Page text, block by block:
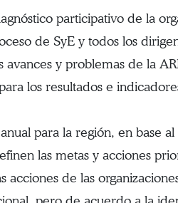
participativo de la
de SyE y todos los
y problemas de la
los resultados e
para la región, en base al
las metas y acciones
de las